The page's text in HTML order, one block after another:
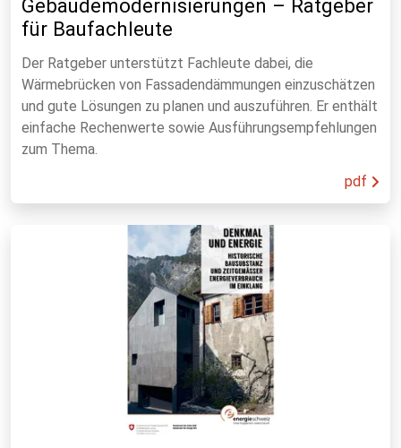
Gebäudemodernisierungen – Ratgeber
für Baufachleute
Der Ratgeber unterstützt Fachleute dabei, die
Wärmebrücken von Fassadendämmungen einzuschätzen
und gute Lösungen zu planen und auszuführen. Er enthält
einfache Rechenwerte sowie Ausführungsempfehlungen
zum Thema.
pdf